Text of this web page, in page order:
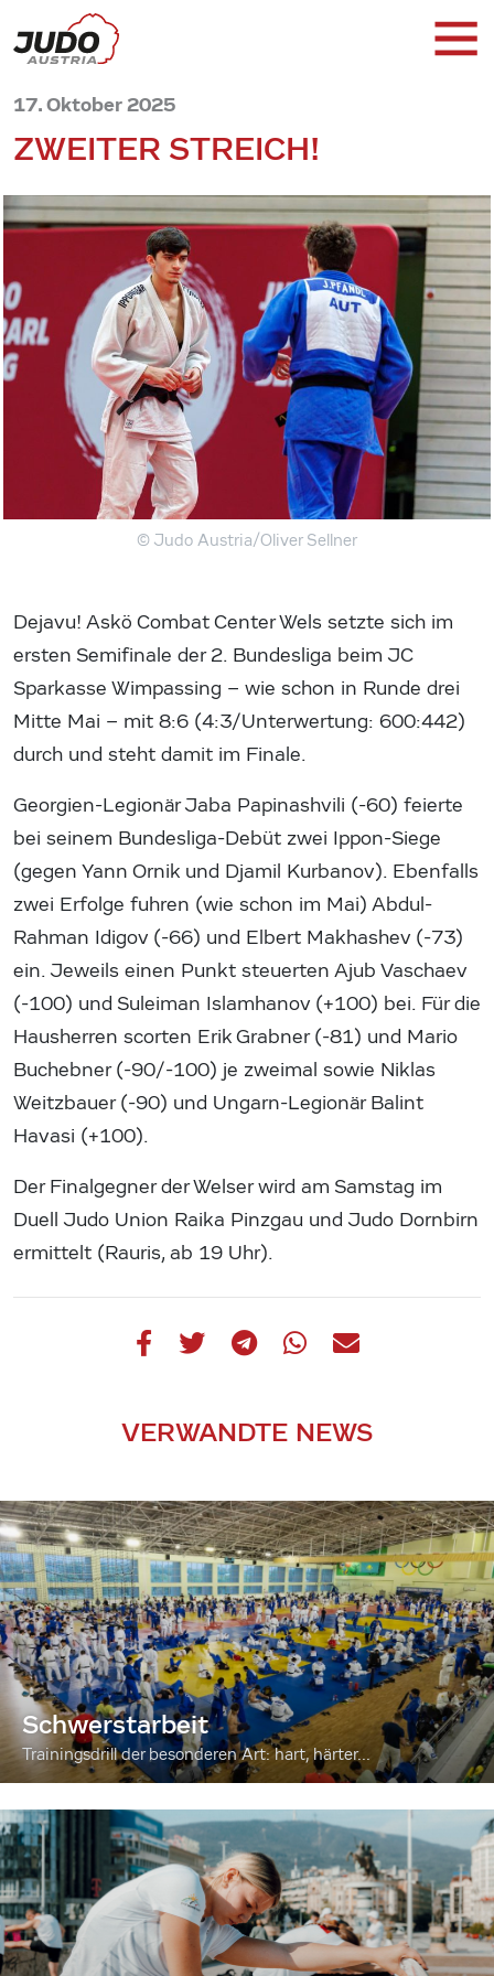
17. Oktober 2025
ZWEITER STREICH!
© Judo Austria/Oliver Sellner
Dejavu! Askö Combat Center Wels setzte sich im
ersten Semifinale der 2. Bundesliga beim JC
Sparkasse Wimpassing – wie schon in Runde drei
Mitte Mai – mit 8:6 (4:3/Unterwertung: 600:442)
durch und steht damit im Finale.
Georgien-Legionär Jaba Papinashvili (-60) feierte
bei seinem Bundesliga-Debüt zwei Ippon-Siege
(gegen Yann Ornik und Djamil Kurbanov). Ebenfalls
zwei Erfolge fuhren (wie schon im Mai) Abdul-
Rahman Idigov (-66) und Elbert Makhashev (-73)
ein. Jeweils einen Punkt steuerten Ajub Vaschaev
(-100) und Suleiman Islamhanov (+100) bei. Für die
Hausherren scorten Erik Grabner (-81) und Mario
Buchebner (-90/-100) je zweimal sowie Niklas
Weitzbauer (-90) und Ungarn-Legionär Balint
Havasi (+100).
Der Finalgegner der Welser wird am Samstag im
Duell Judo Union Raika Pinzgau und Judo Dornbirn
ermittelt (Rauris, ab 19 Uhr).
VERWANDTE NEWS
Schwerstarbeit
Trainingsdrill der besonderen Art: hart, härter...